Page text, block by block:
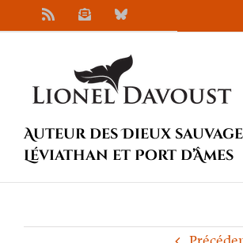
au
NewsletterBluesky
Auteur des Dieux
Léviathan et Port d’Âmes